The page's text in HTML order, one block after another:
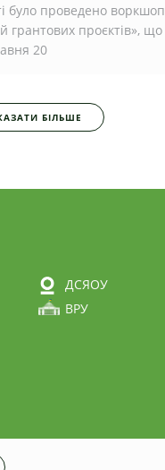
було проведено воркшоп
грантових проєктів», що
20
БІЛЬШЕ
ДСЯОУ
ВРУ